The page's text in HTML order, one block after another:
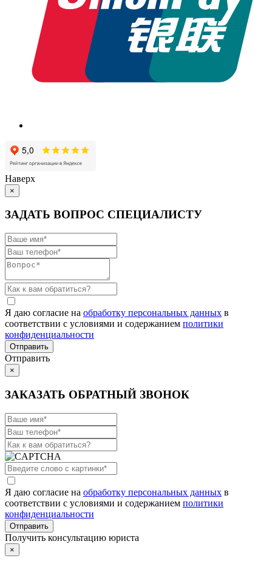
Наверх
×
ЗАДАТЬ ВОПРОС СПЕЦИАЛИСТУ
Я даю согласие на обработку персональных данных в
соответствии с условиями и содержанием политики
конфиденциальности
Отправить
×
ЗАКАЗАТЬ ОБРАТНЫЙ ЗВОНОК
Я даю согласие на обработку персональных данных в
соответствии с условиями и содержанием политики
конфиденциальности
Получить консультацию юриста
×